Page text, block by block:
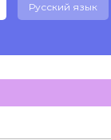
Русский язык